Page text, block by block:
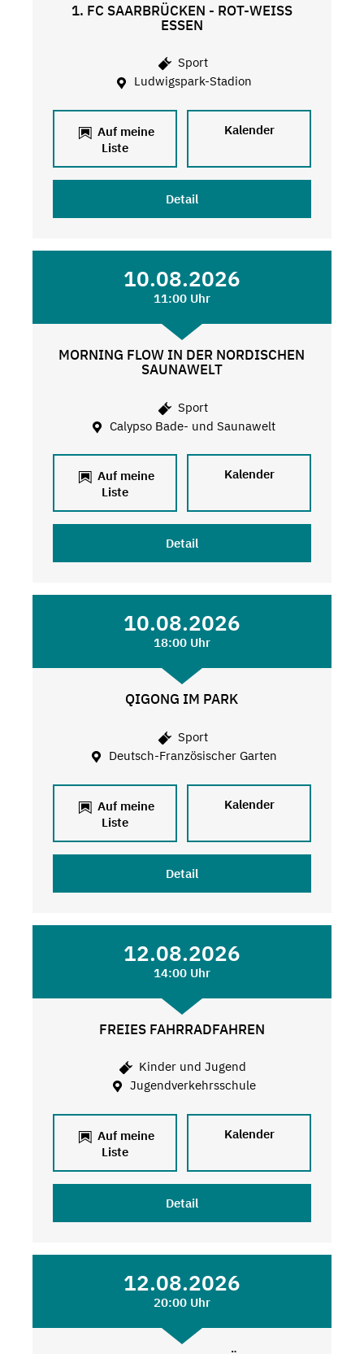
1. FC SAARBRÜCKEN - ROT-WEISS
ESSEN
Sport
Ludwigspark-Stadion
Auf meine
Liste
Kalender
Detail
10.08.2026
11:00 Uhr
MORNING FLOW IN DER NORDISCHEN
SAUNAWELT
Sport
Calypso Bade- und Saunawelt
Auf meine
Liste
Kalender
Detail
10.08.2026
18:00 Uhr
QIGONG IM PARK
Sport
Deutsch-Französischer Garten
Auf meine
Liste
Kalender
Detail
12.08.2026
14:00 Uhr
FREIES FAHRRADFAHREN
Kinder und Jugend
Jugendverkehrsschule
Auf meine
Liste
Kalender
Detail
12.08.2026
20:00 Uhr